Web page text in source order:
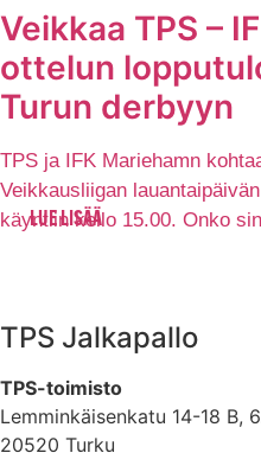
Veikkaa TPS –
ottelun
Turun derbyyn
TPS ja IFK Mariehamn
Veikkausliigan
käyntiin kello 15.00. Onko
LUE LISÄÄ
TPS Jalkapallo
TPS-toimisto
Lemminkäisenkatu 14-18 B,
20520 Turku